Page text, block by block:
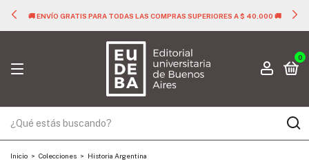
🚚 ENVÍO GRATIS PARA TODAS LAS COMPRAS SUPERIORES A $ 40.000 🚚
0
Inicio > Colecciones > Historia Argentina